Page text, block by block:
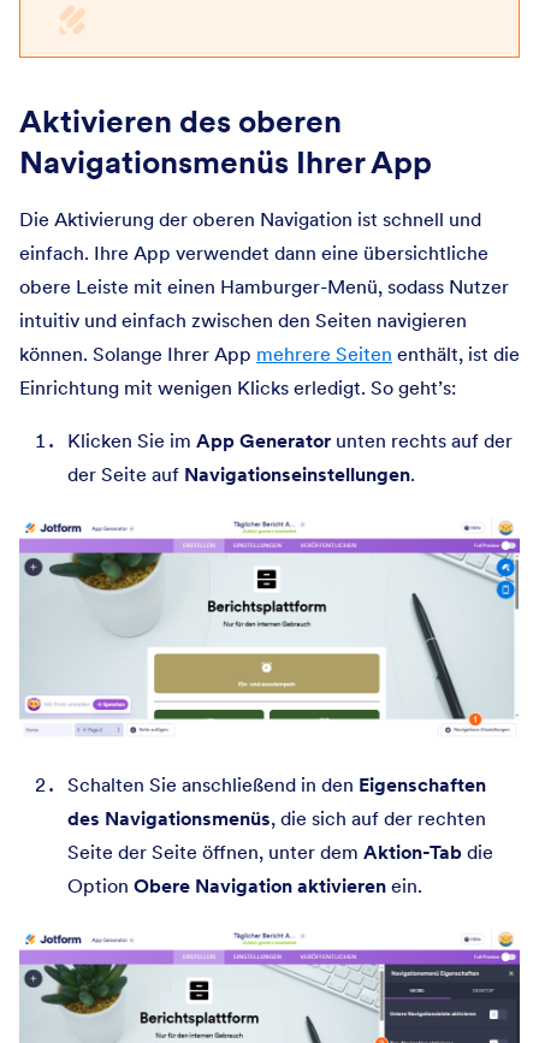
Aktivieren des oberen
Navigationsmenüs Ihrer App
Die Aktivierung der oberen Navigation ist schnell und
einfach. Ihre App verwendet dann eine übersichtliche
obere Leiste mit einen Hamburger-Menü, sodass Nutzer
intuitiv und einfach zwischen den Seiten navigieren
können. Solange Ihrer App mehrere Seiten enthält, ist die
Einrichtung mit wenigen Klicks erledigt. So geht’s:
Klicken Sie im App Generator unten rechts auf der
der Seite auf Navigationseinstellungen.
Schalten Sie anschließend in den Eigenschaften
des Navigationsmenüs, die sich auf der rechten
Seite der Seite öffnen, unter dem Aktion-Tab die
Option Obere Navigation aktivieren ein.